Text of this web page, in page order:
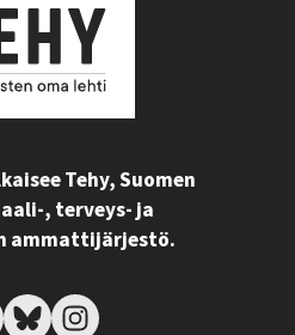
Tehy, Suomen
, terveys- ja
ammattijärjestö.